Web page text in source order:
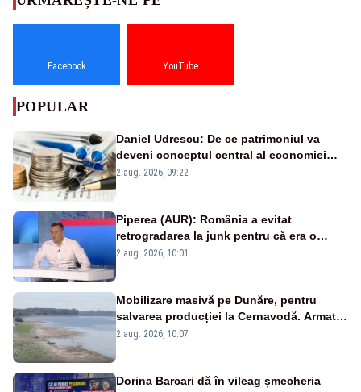
Facebook YouTube
POPULAR
Daniel Udrescu: De ce patrimoniul va
deveni conceptul central al economiei
viitoare?
2 aug. 2026, 09:22
Piperea (AUR): România a evitat
retrogradarea la junk pentru că era o
catastrofă pentru bănci și fondurile de
2 aug. 2026, 10:01
Mobilizare masivă pe Dunăre, pentru
salvarea producției la Cernavodă. Armata
va detona o stâncă și va devia apa
2 aug. 2026, 10:07
Dorina Barcari dă în vileag șmecheria